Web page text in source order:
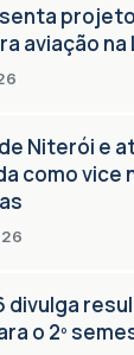
aviação na
Niterói e
como vice
divulga
o 2º